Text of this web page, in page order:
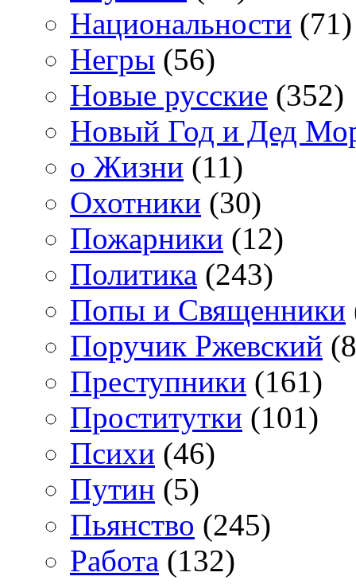
Национальности (71)
Негры (56)
Новые русские (352)
Новый Год и Дед
о Жизни (11)
Охотники (30)
Пожарники (12)
Политика (243)
Попы и Священники
Поручик Ржевский
Преступники (161)
Проститутки (101)
Психи (46)
Путин (5)
Пьянство (245)
Работа (132)